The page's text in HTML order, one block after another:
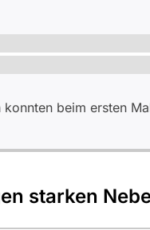
beim ersten
starken